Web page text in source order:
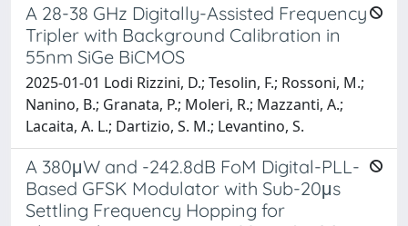
A 28-38 GHz Digitally-Assisted Frequency
Tripler with Background Calibration in
55nm SiGe BiCMOS
2025-01-01 Lodi Rizzini, D.; Tesolin, F.; Rossoni, M.;
Nanino, B.; Granata, P.; Moleri, R.; Mazzanti, A.;
Lacaita, A. L.; Dartizio, S. M.; Levantino, S.
A 380μW and -242.8dB FoM Digital-PLL-
Based GFSK Modulator with Sub-20μs
Settling Frequency Hopping for